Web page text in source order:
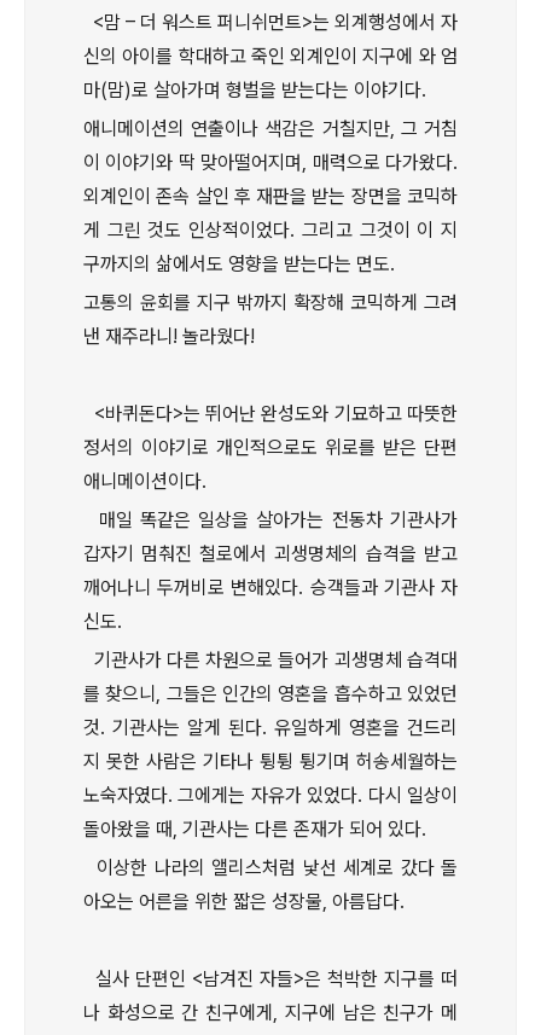
<맘 – 더 워스트 퍼니쉬먼트>는 외계행성에서 자
신의 아이를 학대하고 죽인 외계인이 지구에 와 엄
마(맘)로 살아가며 형벌을 받는다는 이야기다.
애니메이션의 연출이나 색감은 거칠지만, 그 거침
이 이야기와 딱 맞아떨어지며, 매력으로 다가왔다.
외계인이 존속 살인 후 재판을 받는 장면을 코믹하
게 그린 것도 인상적이었다. 그리고 그것이 이 지
구까지의 삶에서도 영향을 받는다는 면도.
고통의 윤회를 지구 밖까지 확장해 코믹하게 그려
낸 재주라니! 놀라웠다!
<바퀴돈다>는 뛰어난 완성도와 기묘하고 따뜻한
정서의 이야기로 개인적으로도 위로를 받은 단편
애니메이션이다.
매일 똑같은 일상을 살아가는 전동차 기관사가
갑자기 멈춰진 철로에서 괴생명체의 습격을 받고
깨어나니 두꺼비로 변해있다. 승객들과 기관사 자
신도.
기관사가 다른 차원으로 들어가 괴생명체 습격대
를 찾으니, 그들은 인간의 영혼을 흡수하고 있었던
것. 기관사는 알게 된다. 유일하게 영혼을 건드리
지 못한 사람은 기타나 튕튕 튕기며 허송세월하는
노숙자였다. 그에게는 자유가 있었다. 다시 일상이
돌아왔을 때, 기관사는 다른 존재가 되어 있다.
이상한 나라의 앨리스처럼 낯선 세계로 갔다 돌
아오는 어른을 위한 짧은 성장물, 아름답다.
실사 단편인 <남겨진 자들>은 척박한 지구를 떠
나 화성으로 간 친구에게, 지구에 남은 친구가 메